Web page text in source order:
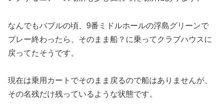
なんでもバブルの頃、9番ミドルホールの浮島グリーンで
プレー終わったら、そのまま船？に乗ってクラブハウスに
戻ってたそうです。
現在は乗用カートでそのまま戻るので船はありませんが、
その名残だけ残っているような状態です。